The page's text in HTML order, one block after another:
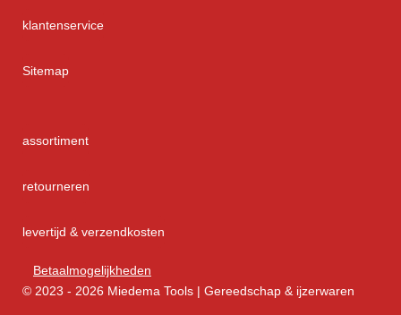
klantenservice
Sitemap
assortiment
retourneren
levertijd & verzendkosten
Betaalmogelijkheden
© 2023 - 2026 Miedema Tools | Gereedschap & ijzerwaren